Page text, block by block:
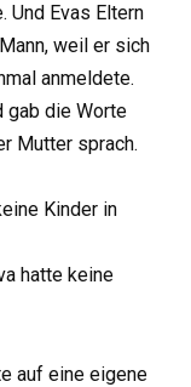
Und Evas Eltern
weil er sich
anmeldete.
gab die Worte
Mutter sprach.
Kinder in
hatte keine
auf eine eigene